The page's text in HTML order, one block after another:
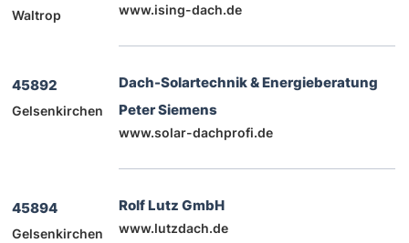
Waltrop www.ising-dach.de
45892
Gelsenkirchen
Dach-Solartechnik & Energieberatung
Peter Siemens
www.solar-dachprofi.de
45894
Gelsenkirchen
Rolf Lutz GmbH
www.lutzdach.de